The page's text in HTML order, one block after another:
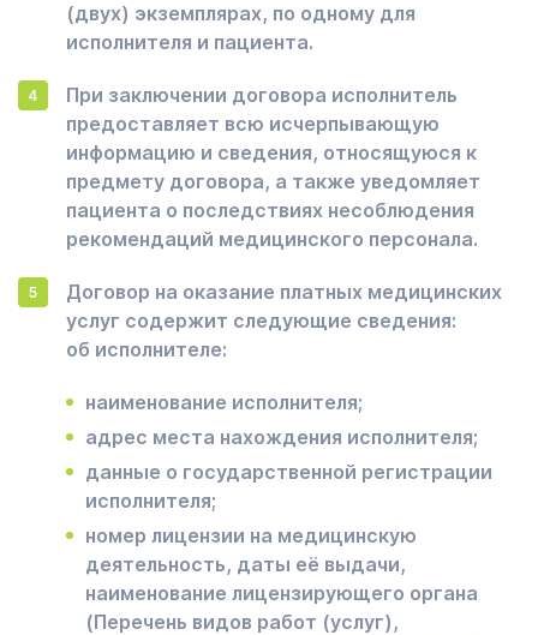
(двух) экземплярах, по одному для
исполнителя и пациента.
При заключении договора исполнитель
предоставляет всю исчерпывающую
информацию и сведения, относящуюся к
предмету договора, а также уведомляет
пациента о последствиях несоблюдения
рекомендаций медицинского персонала.
Договор на оказание платных медицинских
услуг содержит следующие сведения:
об исполнителе:
наименование исполнителя;
адрес места нахождения исполнителя;
данные о государственной регистрации
исполнителя;
номер лицензии на медицинскую
деятельность, даты её выдачи,
наименование лицензирующего органа
(Перечень видов работ (услуг),